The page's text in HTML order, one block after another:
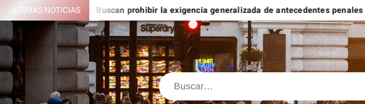
Saltar
al
contenido
ÚLTIMAS NOTICIAS
Domingo Buscan prohibir la exigencia generalizada de antecedentes penales para
Buscar